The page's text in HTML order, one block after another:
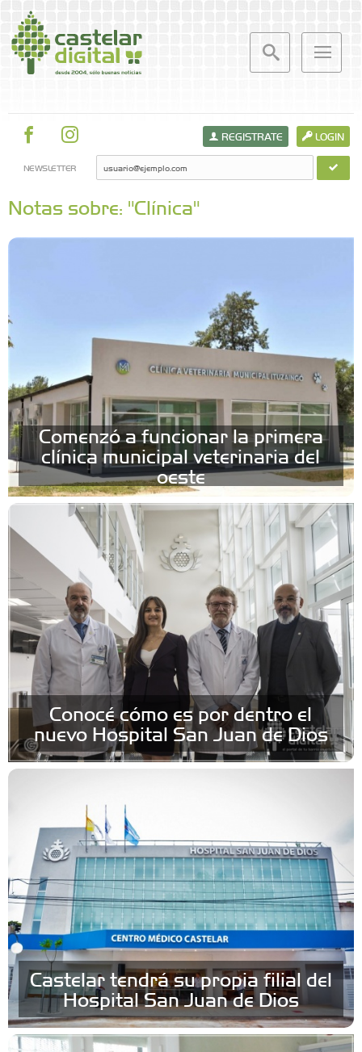
LOGIN
REGISTRATE
NEWSLETTER
Notas sobre: "Clínica"
Comenzó a funcionar la primera
clínica municipal veterinaria del
oeste
Conocé cómo es por dentro el
nuevo Hospital San Juan de Dios
Castelar tendrá su propia filial del
Hospital San Juan de Dios